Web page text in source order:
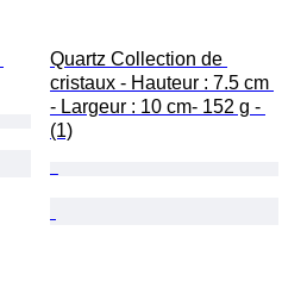
Quartz Collection de
cristaux - Hauteur : 7.5 cm
- Largeur : 10 cm- 152 g -
(1)